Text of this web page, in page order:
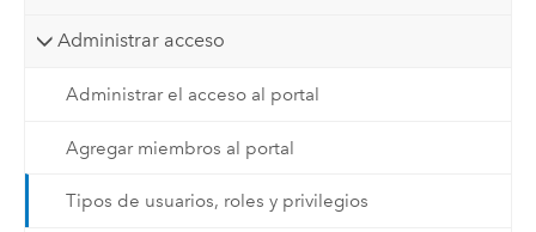
Administrar acceso
Administrar el acceso al portal
Agregar miembros al portal
Tipos de usuarios, roles y privilegios